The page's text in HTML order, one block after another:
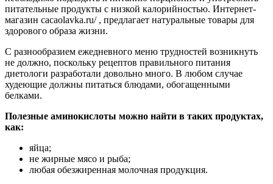
питательные продукты с низкой калорийностью. Интернет-
магазин cacaolavka.ru/ , предлагает натуральные товары для
здорового образа жизни.
С разнообразием ежедневного меню трудностей возникнуть
не должно, поскольку рецептов правильного питания
диетологи разработали довольно много. В любом случае
худеющие должны питаться блюдами, обогащенными
белками.
Полезные аминокислоты можно найти в таких продуктах,
как:
яйца;
не жирные мясо и рыба;
любая обезжиренная молочная продукция.